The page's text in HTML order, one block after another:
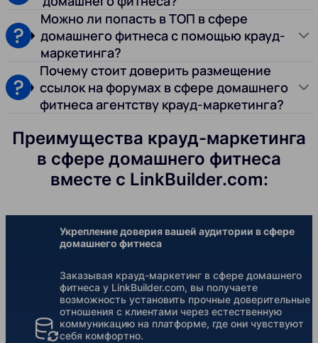
Можно ли попасть в ТОП в сфере
домашнего фитнеса с помощью крауд-
маркетинга?
Почему стоит доверить размещение
ссылок на форумах в сфере домашнего
фитнеса агентству крауд-маркетинга?
Преимущества крауд-маркетинга
в сфере домашнего фитнеса
вместе с LinkBuilder.com:
Укрепление доверия вашей аудитории в сфере
домашнего фитнеса
Заказывая крауд-маркетинг в сфере домашнего
фитнеса у LinkBuilder.com, вы получаете
возможность установить прочные доверительные
отношения с клиентами через естественную
коммуникацию на платформе, где они чувствуют
себя комфортно.